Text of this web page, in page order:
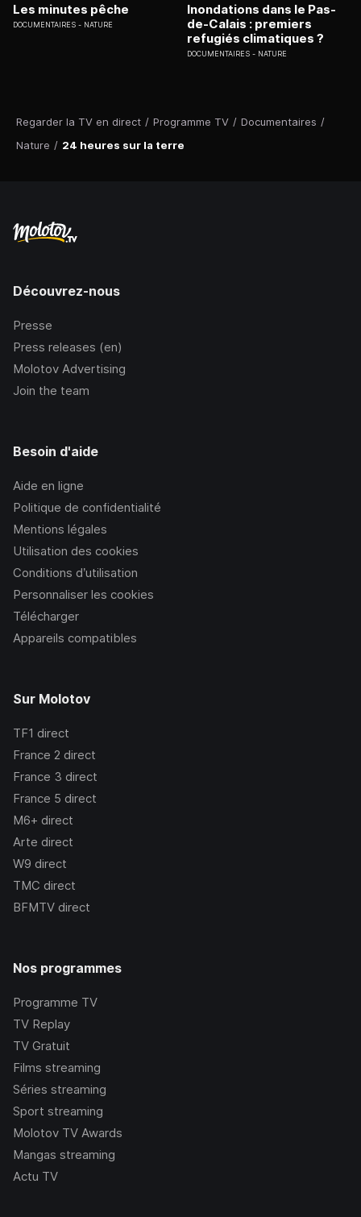
Regarder la TV en direct / Programme TV / Documentaires /
Nature / 24 heures sur la terre
Les minutes pêche
DOCUMENTAIRES NATURE
Inondations dans le Pas-
de-Calais : premiers
refugiés climatiques ?
DOCUMENTAIRES NATURE
Découvrez-nous
Presse
Press releases (en)
Molotov Advertising
Join the team
Besoin d'aide
Aide en ligne
Politique de confidentialité
Mentions légales
Utilisation des cookies
Conditions d’utilisation
Personnaliser les cookies
Télécharger
Appareils compatibles
Sur Molotov
TF1 direct
France 2 direct
France 3 direct
France 5 direct
M6+ direct
Arte direct
W9 direct
TMC direct
BFMTV direct
Nos programmes
Programme TV
TV Replay
TV Gratuit
Films streaming
Séries streaming
Sport streaming
Molotov TV Awards
Mangas streaming
Actu TV